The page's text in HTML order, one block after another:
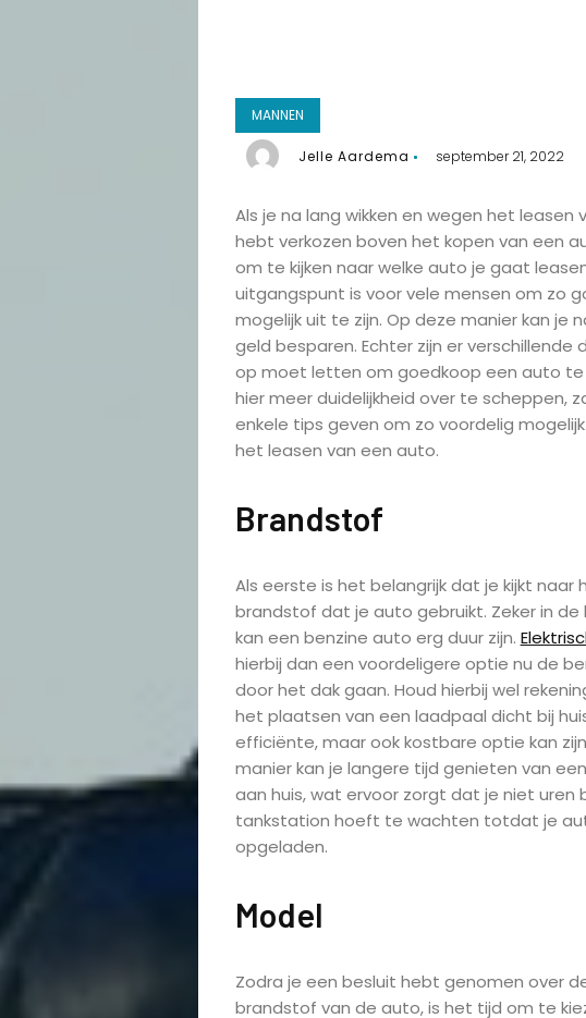
MANNEN
Jelle Aardema september 21, 2022
Als je na lang wikken en wegen het leasen
hebt verkozen boven het kopen van een
om te kijken naar welke auto je gaat
uitgangspunt is voor vele mensen om zo
mogelijk uit te zijn. Op deze manier kan je
geld besparen. Echter zijn er verschillende
op moet letten om goedkoop een auto te
hier meer duidelijkheid over te scheppen,
enkele tips geven om zo voordelig
het leasen van een auto.
Brandstof
Als eerste is het belangrijk dat je kijkt naar
brandstof dat je auto gebruikt. Zeker in de
kan een benzine auto erg duur zijn.
hierbij dan een voordeligere optie nu de
door het dak gaan. Houd hierbij wel
het plaatsen van een laadpaal dicht bij
efficiënte, maar ook kostbare optie kan
manier kan je langere tijd genieten van
aan huis, wat ervoor zorgt dat je niet uren
tankstation hoeft te wachten totdat je
opgeladen.
Model
Zodra je een besluit hebt genomen over
brandstof van de auto, is het tijd om te